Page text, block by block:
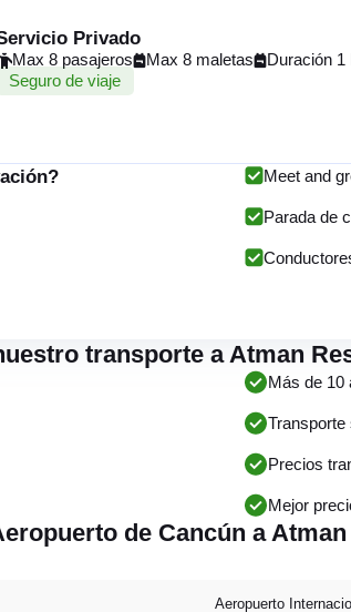
Privado
Max 8 pasajeros Max 8 maletas Duración 1
Seguro de viaje
Meet and
Parada de
transporte a Atman
Más de 10
Transporte
Precios
Mejor
de Cancún a
Aeropuerto